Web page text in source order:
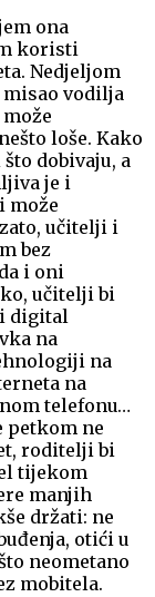
ona
koristi
Nedjeljom
vodilja
loše. Kako
dobivaju, a
je i
može
učitelji i
bez
i oni
učitelji bi
digital
na
na
na
telefonu…
petkom ne
roditelji bi
tijekom
manjih
držati: ne
otići u
neometano
mobitela.